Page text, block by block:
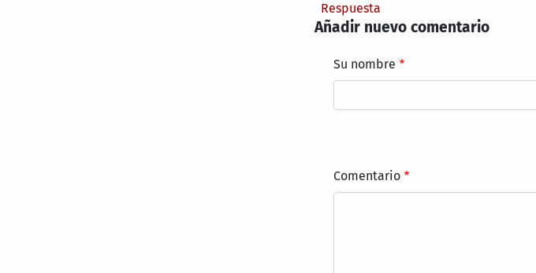
Respuesta
Añadir nuevo comentario
Su nombre
Comentario